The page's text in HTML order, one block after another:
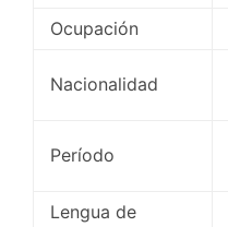
Ocupación
Nacionalidad
Período
Lengua de